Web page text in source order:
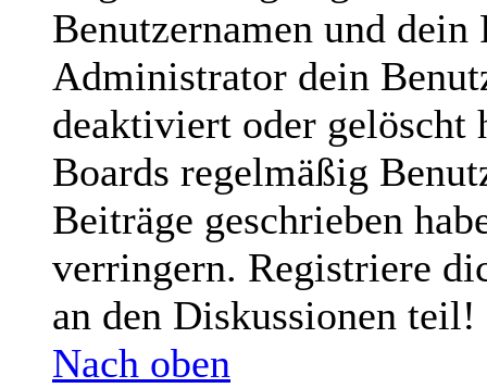
Benutzernamen und dein
Administrator dein
deaktiviert oder gelöscht
Boards regelmäßig
Beiträge geschrieben
verringern. Registriere
an den Diskussionen teil!
Nach oben